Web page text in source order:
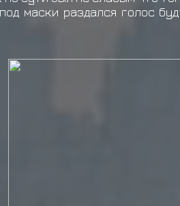
маски раздался голос